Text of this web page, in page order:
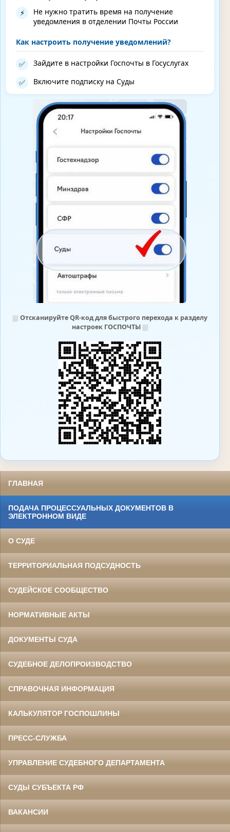
⚡
Не нужно тратить время на получение
уведомления в отделении Почты России
Как настроить получение уведомлений?
✅ Зайдите в настройки Госпочты в Госуслугах
✅ Включите подписку на Суды
⛆ Отсканируйте QR-код для быстрого перехода к разделу
настроек ГОСПОЧТЫ⛆
ГЛАВНАЯ
ПОДАЧА ПРОЦЕССУАЛЬНЫХ ДОКУМЕНТОВ В
ЭЛЕКТРОННОМ ВИДЕ
О СУДЕ
ТЕРРИТОРИАЛЬНАЯ ПОДСУДНОСТЬ
СУДЕЙСКОЕ СООБЩЕСТВО
НОРМАТИВНЫЕ АКТЫ
ДОКУМЕНТЫ СУДА
СУДЕБНОЕ ДЕЛОПРОИЗВОДСТВО
СПРАВОЧНАЯ ИНФОРМАЦИЯ
КАЛЬКУЛЯТОР ГОСПОШЛИНЫ
ПРЕСС-СЛУЖБА
УПРАВЛЕНИЕ СУДЕБНОГО ДЕПАРТАМЕНТА
СУДЫ СУБЪЕКТА РФ
ВАКАНСИИ